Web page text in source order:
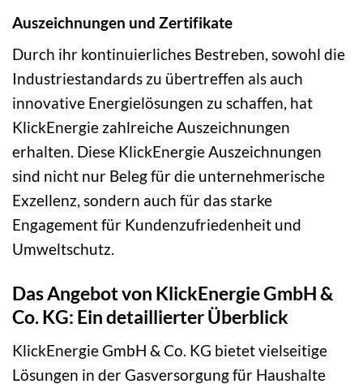
Auszeichnungen und Zertifikate
Durch ihr kontinuierliches Bestreben, sowohl die
Industriestandards zu übertreffen als auch
innovative Energielösungen zu schaffen, hat
KlickEnergie zahlreiche Auszeichnungen
erhalten. Diese KlickEnergie Auszeichnungen
sind nicht nur Beleg für die unternehmerische
Exzellenz, sondern auch für das starke
Engagement für Kundenzufriedenheit und
Umweltschutz.
Das Angebot von KlickEnergie GmbH &
Co. KG: Ein detaillierter Überblick
KlickEnergie GmbH & Co. KG bietet vielseitige
Lösungen in der Gasversorgung für Haushalte